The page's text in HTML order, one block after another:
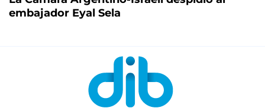
embajador Eyal Sela